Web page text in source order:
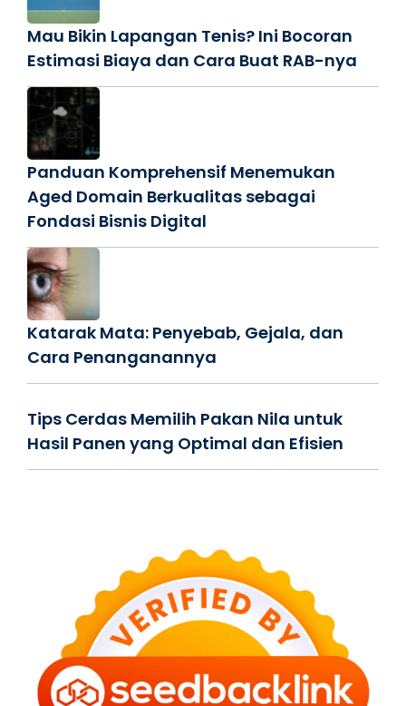
Mau Bikin Lapangan Tenis? Ini Bocoran
Estimasi Biaya dan Cara Buat RAB-nya
Panduan Komprehensif Menemukan
Aged Domain Berkualitas sebagai
Fondasi Bisnis Digital
Katarak Mata: Penyebab, Gejala, dan
Cara Penanganannya
Tips Cerdas Memilih Pakan Nila untuk
Hasil Panen yang Optimal dan Efisien